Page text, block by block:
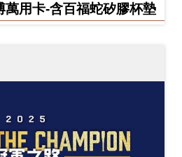
用卡-含百福蛇矽膠杯墊